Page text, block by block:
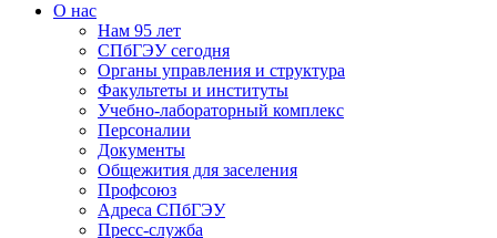
О нас
Нам 95 лет
СПбГЭУ сегодня
Органы управления и структура
Факультеты и институты
Учебно-лабораторный комплекс
Персоналии
Документы
Общежития для заселения
Профсоюз
Адреса СПбГЭУ
Пресс-служба